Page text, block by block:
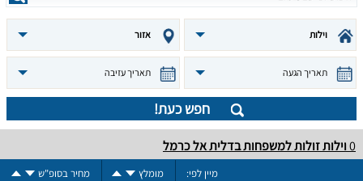
וילות אזור
תאריך הגעה תאריך עזיבה
חפש כעת!
0וילות זולות למשפחות בדלית אל כרמל
מיין לפי: מומלץ מחיר בסופ"ש